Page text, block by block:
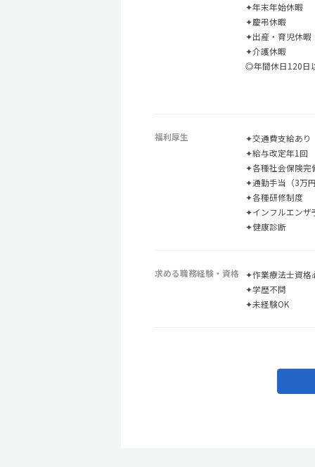
✦年末年始休暇
✦慶弔休暇
✦出産・育児休暇
✦介護休暇
◎年間休日120日
福利厚生
✦交通費支給あり
✦給与改定年1回
✦各種社会保険完
✦通勤手当（3万
✦各種研修制度
✦インフルエンザ
✦健康診断
求める職務経験・資格
✦作業療法士資格
✦学歴不問
✦未経験OK